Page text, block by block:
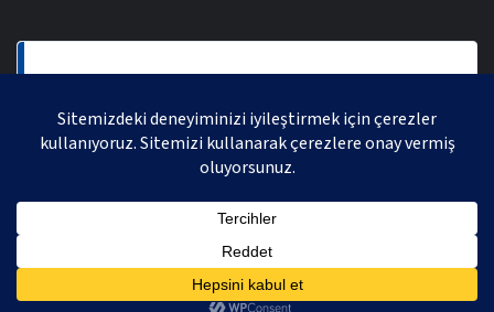
AVRASYA VOLEYBOL LIGI 2021 | AVRASYA SPORTIF FAALIYETLER ORGANIZASYONUDUR,
TÜM HAKLARI SAKLIDIR.